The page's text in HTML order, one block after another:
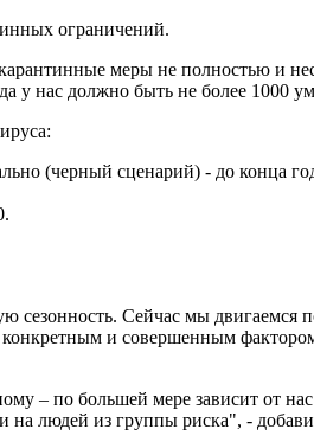
ограничений.
меры не полностью и
у нас должно быть не более 1000
(черный сценарий) - до конца
сезонность. Сейчас мы
конкретным и совершенным
– по большей мере зависит от
на людей из группы риска", -